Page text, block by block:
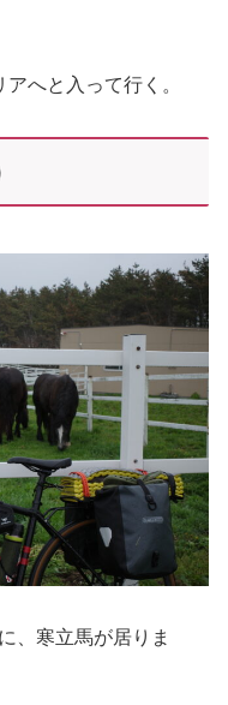
へと入って行く。
、寒立馬が居りま